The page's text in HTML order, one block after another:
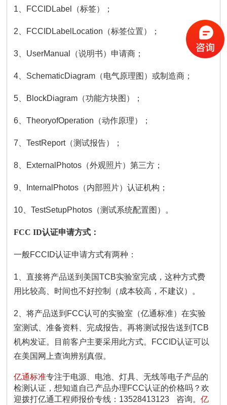
1、FCCIDLabel（标签）；
2、FCCIDLabelLocation（标签位置）；
3、UserManual（说明书）申请商；
4、SchematicDiagram（电气原理图）或制造商；
5、BlockDiagram（功能方块图）；
6、TheoryofOperation（动作原理）；
7、TestReport（测试报告）；
8、ExternalPhotos（外观照片）第三方；
9、InternalPhotos（内部照片）认证机构；
10、TestSetupPhotos（测试系统配置图）。
FCC ID认证申请方式：
一般FCCID认证申请方式有两种：
1、直接将产品送到美国TCB实验室完成，这种方式费
用比较高、时间也不好控制（成本较高，不建议）。
2、将产品送到FCC认可的实验室（亿通标准）在实验
室测试、准备资料、完成报告。再将测试报告送到TCB
机构发证。目前客户主要采用此方式。FCCID认证可以
在美国网上查询辨别真假。
亿通标准专注于电源、电池、灯具、无线等电子产品的
检测认证，想知道自己产品办理FCC认证的价格吗？欢
迎拨打亿通工程师报价专线：13528413123 咨询。亿